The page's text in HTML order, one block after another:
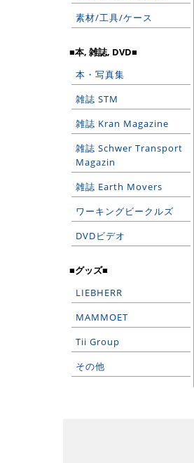
素材/工具/ケース
■本, 雑誌, DVD■
本・写真集
雑誌 STM
雑誌 Kran Magazine
雑誌 Schwer Transport
Magazin
雑誌 Earth Movers
ワーキングビークルズ
DVDビデオ
■グッズ■
LIEBHERR
MAMMOET
Tii Group
その他